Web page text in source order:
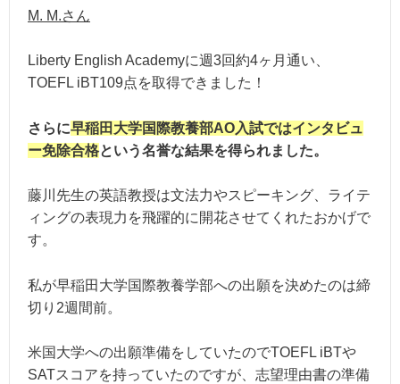
M. M.さん
Liberty English Academyに週3回約4ヶ月通い、
TOEFL iBT109点を取得できました！
さらに早稲田大学国際教養部AO入試ではインタビュ
ー免除合格という名誉な結果を得られました。
藤川先生の英語教授は文法力やスピーキング、ライテ
ィングの表現力を飛躍的に開花させてくれたおかげで
す。
私が早稲田大学国際教養学部への出願を決めたのは締
切り2週間前。
米国大学への出願準備をしていたのでTOEFL iBTや
SATスコアを持っていたのですが、志望理由書の準備